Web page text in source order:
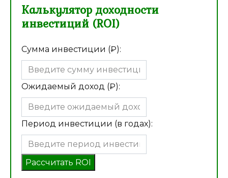
Калькулятор доходности
инвестиций (ROI)
Сумма инвестиции (₽):
Ожидаемый доход (₽):
Период инвестиции (в годах):
Рассчитать ROI